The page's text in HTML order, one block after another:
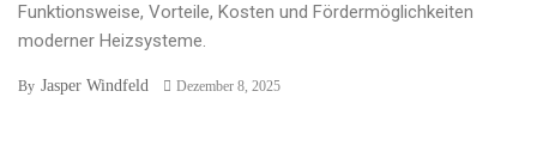
Funktionsweise, Vorteile, Kosten und Fördermöglichkeiten
moderner Heizsysteme.
By Jasper Windfeld Dezember 8, 2025